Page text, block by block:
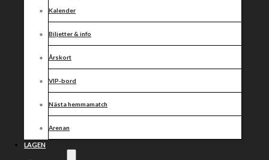
Kalender
Biljetter & info
Årskort
VIP-bord
Nästa hemmamatch
Arenan
LAGEN
Imorgon
invigs